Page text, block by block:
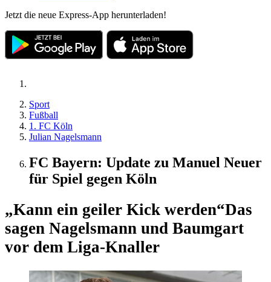
Jetzt die neue Express-App herunterladen!
Sport
Fußball
1. FC Köln
Julian Nagelsmann
FC Bayern: Update zu Manuel Neuer
für Spiel gegen Köln
„Kann ein geiler Kick werden“Das
sagen Nagelsmann und Baumgart
vor dem Liga-Knaller